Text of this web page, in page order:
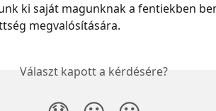
ki saját magunknak a fentiekben
megvalósítására.
Választ kapott a kérdésére?